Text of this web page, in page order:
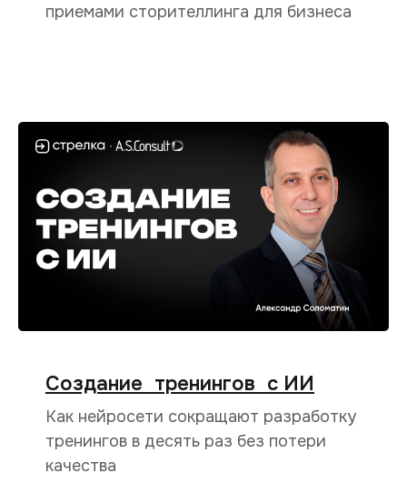
приемами сторителлинга для бизнеса
Создание тренингов с ИИ
Как нейросети сокращают разработку
тренингов в десять раз без потери
качества